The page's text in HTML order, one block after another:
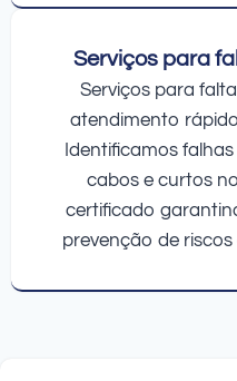
Serviços para
Serviços para
atendimento
Identificamos
cabos e curtos
certificado
prevenção de